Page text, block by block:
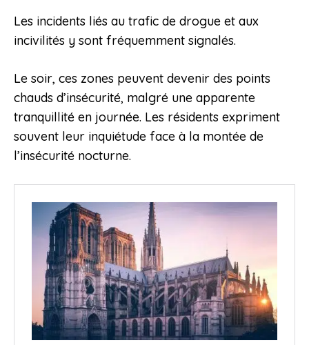
Les incidents liés au trafic de drogue et aux
incivilités y sont fréquemment signalés.
Le soir, ces zones peuvent devenir des points
chauds d’insécurité, malgré une apparente
tranquillité en journée. Les résidents expriment
souvent leur inquiétude face à la montée de
l’insécurité nocturne.